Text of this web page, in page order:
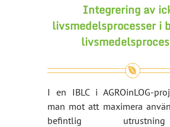
Integrering av
livsmedelsprocesser i
I en IBLC i AGROinLOG-
man mot att maximera
befintlig